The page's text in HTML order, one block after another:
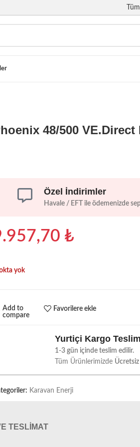
48/500 VE.Direct
Özel İndirimler
Havale / EFT ile ödemenizde
₺
yok
Add to
compare
Favorilere ekle
Yurtiçi Kargo
1-3 gün içinde teslim edilir.
Tüm Ürünlerimizde
Karavan Enerji
TESLIMAT